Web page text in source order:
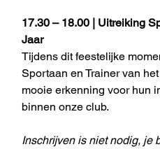
17.30 – 18.00 | Uitreiking
Jaar
Tijdens dit feestelijke
Sportaan en Trainer van
mooie erkenning voor hun
binnen onze club.
Inschrijven is niet nodig, je